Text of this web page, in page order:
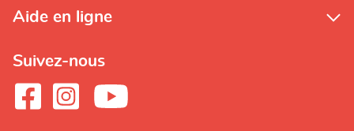
Aide en ligne
Suivez-nous